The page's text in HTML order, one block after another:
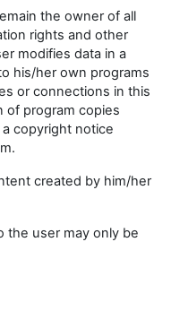
the owner of all
rights and other
modifies data in a
his/her own programs
or connections in this
of program copies
copyright notice
created by him/her
the user may only be